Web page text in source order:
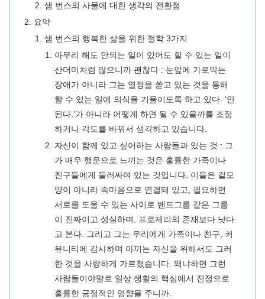
샘 번스의 사물에 대한 생각의 전환점
요약
샘 번스의 행복한 삶을 위한 철학 3가지
아무리 해도 안되는 일이 있어도 할 수 있는 일이
산더미처럼 많으니까 괜찮다 : 눈앞에 가로막는
장애가 아니라 그는 열정을 쏟고 있는 것을 통해
할 수 있는 일에 의식을 기울이도록 하고 있다. ‘안
된다.’가 아니라 어떻게 하면 될 수 있을까를 조정
하거나 각도를 바꿔서 생각하고 있습니다.
자신이 함께 있고 싶어하는 사람들과 있는 것 : 그
가 매우 행운으로 느끼는 것은 훌륭한 가족이나
친구들에게 둘러싸여 있는 것입니다. 이들은 겉모
양이 아니라 속마음으로 연결돼 있고, 필요하면
서로를 도울 수 있는 사이로 밴드그룹 같은 그룹
이 진짜이고 성실하며, 프로제리의 존재보다 낫다
고 본다. 그리고 그는 우리에게 가족이나 친구, 커
뮤니티에 감사하며 아끼는 자신을 위해서도 그러
한 것을 사랑하게 가르쳤습니다. 왜냐하면 그런
사람들이야말로 일상 생활의 핵심에서 진정으로
훌륭한 긍정적인 영향을 주니까.